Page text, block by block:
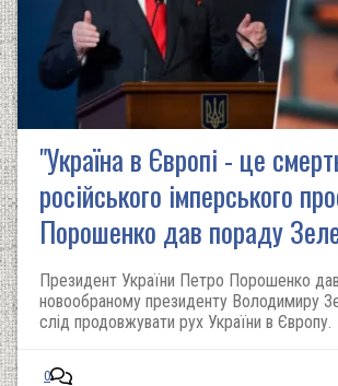
"Україна в Європі - це
російського імперського
Порошенко дав пораду
Президент України Петро Порошенко
новообраному президенту Володимиру
слід продовжувати рух України в Європу.
0